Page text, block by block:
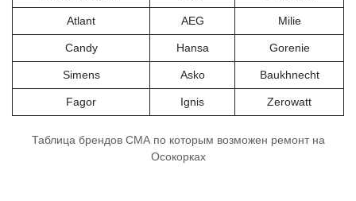
Atlant AEG Milie
Candy Hansa Gorenie
Simens Asko Baukhnecht
Fagor Ignis Zerowatt
Таблица брендов СМА по которым возможен ремонт на
Осокорках